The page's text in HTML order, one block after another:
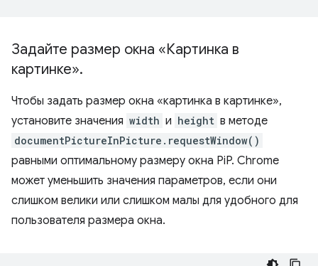
Задайте размер окна «Картинка в
картинке».
Чтобы задать размер окна «картинка в картинке»,
установите значения width и height в методе
documentPictureInPicture.requestWindow()
равными оптимальному размеру окна PiP. Chrome
может уменьшить значения параметров, если они
слишком велики или слишком малы для удобного для
пользователя размера окна.